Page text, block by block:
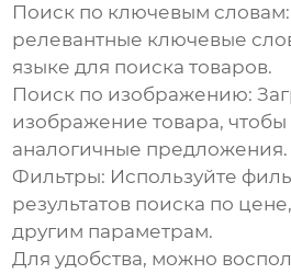
Поиск по ключевым словам:
релевантные ключевые
языке для поиска товаров.
Поиск по изображению:
изображение товара, чтобы
аналогичные предложения.
Фильтры: Используйте
результатов поиска по
другим параметрам.
Для удобства, можно